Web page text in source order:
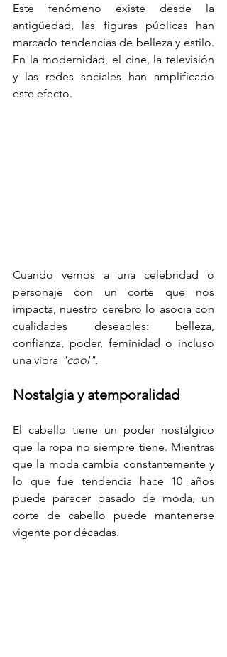
Este fenómeno existe desde la
antigüedad, las figuras públicas han
marcado tendencias de belleza y estilo.
En la modernidad, el cine, la televisión
y las redes sociales han amplificado
este efecto.
Cuando vemos a una celebridad o
personaje con un corte que nos
impacta, nuestro cerebro lo asocia con
cualidades deseables: belleza,
confianza, poder, feminidad o incluso
una vibra "cool".
Nostalgia y atemporalidad
El cabello tiene un poder nostálgico
que la ropa no siempre tiene. Mientras
que la moda cambia constantemente y
lo que fue tendencia hace 10 años
puede parecer pasado de moda, un
corte de cabello puede mantenerse
vigente por décadas.